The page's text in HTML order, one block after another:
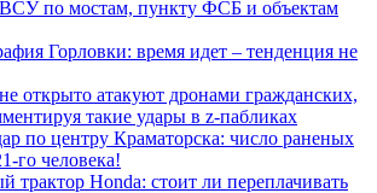
по мостам, пункту ФСБ и объектам
Горловки: время идет – тенденция не
открыто атакуют дронами гражданских,
такие удары в z-пабликах
по центру Краматорска: число раненых
го человека!
трактор Honda: стоит ли переплачивать